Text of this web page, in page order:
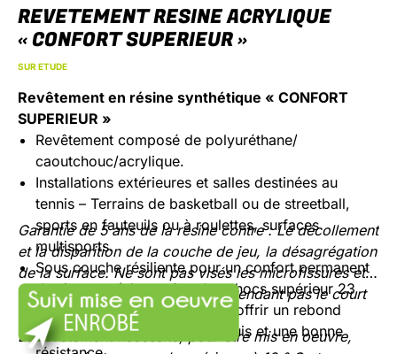
REVETEMENT RESINE ACRYLIQUE
« CONFORT SUPERIEUR »
SUR ETUDE
Revêtement en résine synthétique « CONFORT
SUPERIEUR »
Revêtement composé de polyuréthane/
caoutchouc/acrylique.
Installations extérieures et salles destinées au
tennis – Terrains de basketball ou de streetball,
sports en fauteuils ou à roulettes, surfaces
multisports.
Sous couche résiliente pour un confort permanent
des joueurs (absorption des chocs supérieur 23
%), et revêtue de résine pour offrir un rebond
constant de la balle, des appuis et une bonne
Garantie de 5 ans de la résine contre : Le décollement
et la disparition de la couche de jeu, la désagrégation
de la surface. Ne sont pas visés les microfissures et
autres petits défauts visibles ne rendant pas le court
impropre à sa destination.
Le revêtement nécessite, pour être mis en oeuvre,